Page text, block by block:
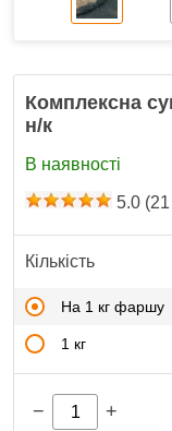
Комплексна
н/к
В наявності
5.0 (21
Кількість
На 1 кг фаршу
1 кг
− +